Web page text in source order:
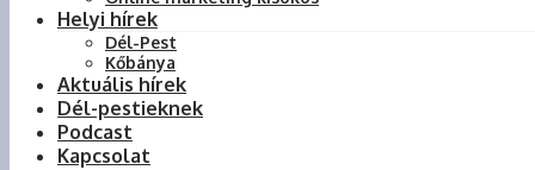
Helyi hírek
Dél-Pest
Kőbánya
Aktuális hírek
Dél-pestieknek
Podcast
Kapcsolat